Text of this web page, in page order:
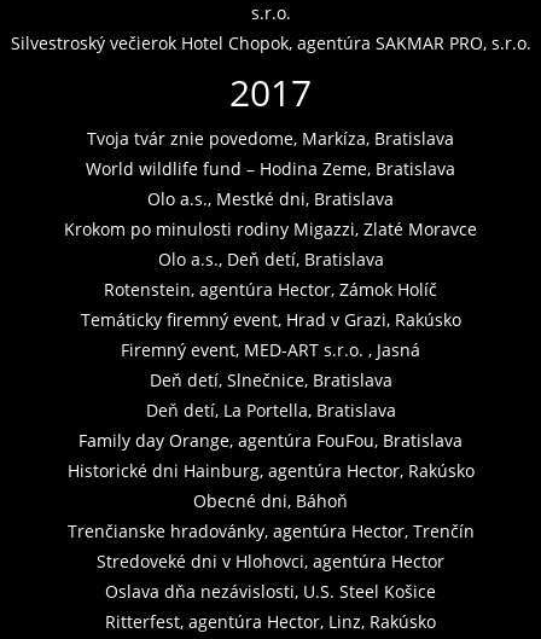
s.r.o.
Silvestroský večierok Hotel Chopok, agentúra SAKMAR PRO, s.r.o.
2017
Tvoja tvár znie povedome, Markíza, Bratislava
World wildlife fund – Hodina Zeme, Bratislava
Olo a.s., Mestké dni, Bratislava
Krokom po minulosti rodiny Migazzi, Zlaté Moravce
Olo a.s., Deň detí, Bratislava
Rotenstein, agentúra Hector, Zámok Holíč
Temáticky firemný event, Hrad v Grazi, Rakúsko
Firemný event, MED-ART s.r.o. , Jasná
Deň detí, Slnečnice, Bratislava
Deň detí, La Portella, Bratislava
Family day Orange, agentúra FouFou, Bratislava
Historické dni Hainburg, agentúra Hector, Rakúsko
Obecné dni, Báhoň
Trenčianske hradovánky, agentúra Hector, Trenčín
Stredoveké dni v Hlohovci, agentúra Hector
Oslava dňa nezávislosti, U.S. Steel Košice
Ritterfest, agentúra Hector, Linz, Rakúsko